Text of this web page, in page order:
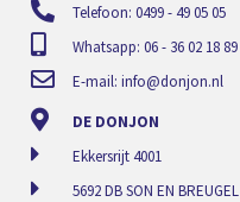
Telefoon: 0499 - 49 05 05
Whatsapp: 06 - 36 02 18 89
E-mail: info@donjon.nl
DE DONJON
Ekkersrijt 4001
5692 DB SON EN BREUGEL